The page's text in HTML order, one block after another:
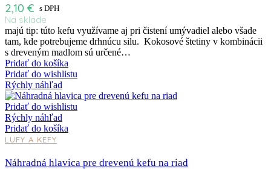
2,10 € s DPH
Na sklade
majú tip: túto kefu využívame aj pri čistení umývadiel alebo všade
tam, kde potrebujeme drhnúcu silu. Kokosové štetiny v kombinácii
s dreveným madlom sú určené…
Pridať do košíka
Pridať do wishlistu
Rýchly náhľad
Pridať do wishlistu
Rýchly náhľad
Pridať do košíka
LUFY A KEFY
Náhradná hlavica pre drevenú kefu na riad